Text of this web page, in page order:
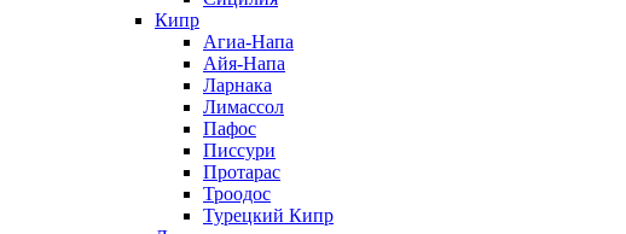
Кипр
Агиа-Напа
Айя-Напа
Ларнака
Лимассол
Пафос
Писсури
Протарас
Троодос
Турецкий Кипр